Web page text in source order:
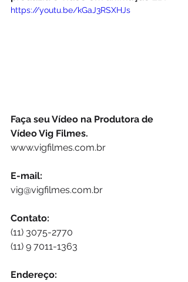
https://youtu.be/kGaJ3RSXHJs
Faça seu Vídeo na Produtora de
Vídeo Vig Filmes.
www.vigfilmes.com.br
E-mail:
vig@vigfilmes.com.br
Contato:
(11) 3075-2770
(11) 9 7011-1363
Endereço: